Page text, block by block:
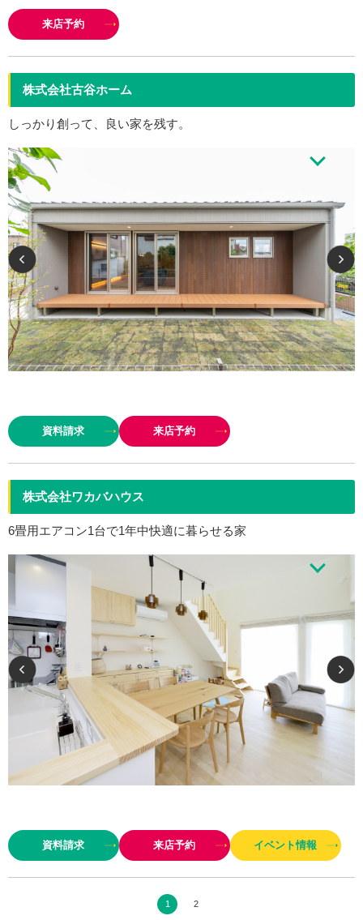
計から施工までをトータルで行いますので、 お客様の声をダイレクトに現場
へ反映させることが可能です。 杉山…
来店予約
株式会社古谷ホーム
しっかり創って、良い家を残す。
自由設計の住まい造りをしていま
す
資料請求 来店予約
株式会社ワカバハウス
6畳用エアコン1台で1年中快適に暮らせる家
だわりの工務店。エアコンは1台でOK、冬場の加湿器もいらないという快適
な温湿度を一年中保持する優れた室内環境は、断熱・気…
資料請求 来店予約 イベント情報
1 2